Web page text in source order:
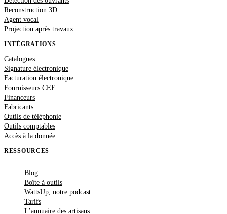
Reconstruction 3D
Agent vocal
Projection après travaux
INTÉGRATIONS
Catalogues
Signature électronique
Facturation électronique
Fournisseurs CEE
Financeurs
Fabricants
Outils de téléphonie
Outils comptables
Accès à la donnée
RESSOURCES
Blog
Boîte à outils
WattsUp, notre podcast
Tarifs
L’annuaire des artisans